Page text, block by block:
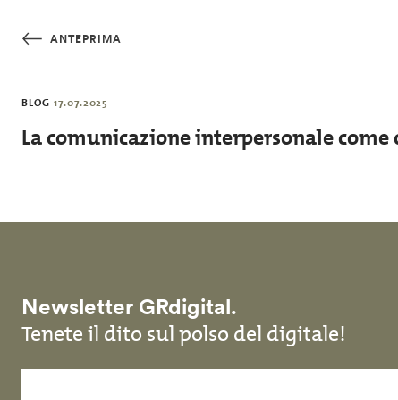
ANTEPRIMA
BLOG 17.07.2025
La comunicazione interpersonale
Newsletter GRdigital.
Tenete il dito sul polso del digitale!